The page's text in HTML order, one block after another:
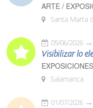
ARTE /
Santa Marta
05/06/2026
Visibilizar lo
EXPOSICIONES
Salamanca
01/07/2026